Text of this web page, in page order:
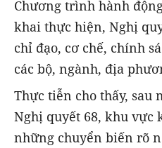
Chương trình hành
khai thực hiện, Nghị
chỉ đạo, cơ chế, chính
các bộ, ngành, địa
Thực tiễn cho thấy, sau
Nghị quyết 68, khu vực
những chuyển biến rõ